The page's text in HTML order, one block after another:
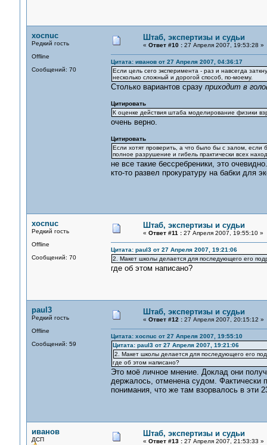
xocnuc
Редкий гость
Offline
Сообщений: 70
Штаб, экспертизы и судьи
« Ответ #10 :27 Апреля 2007, 19:53:28 »
Цитата: иванов от 27 Апреля 2007, 04:36:17
Если цель сего эксперимента - раз и навсегда
несколько сложный и дорогой способ, по-моему.
Столько вариантов сразу приходит в
Цитировать
К оценке действия штаба моделирование физики
очень верно.
Цитировать
Если хотят проверить, а что было бы с залом,
полное разрушение и гибель практически всех
не все такие бессребреники, это очевидно.
кто-то развел прокуратуру на бабки для
xocnuc
Редкий гость
Offline
Сообщений: 70
Штаб, экспертизы и судьи
« Ответ #11 :27 Апреля 2007, 19:55:10 »
Цитата: paul3 от 27 Апреля 2007, 19:21:06
2. Макет школы делается для последующего его
где об этом написано?
paul3
Редкий гость
Offline
Сообщений: 59
Штаб, экспертизы и судьи
« Ответ #12 :27 Апреля 2007, 20:15:12 »
Цитата: xocnuc от 27 Апреля 2007, 19:55:10
Цитата: paul3 от 27 Апреля 2007, 19:21:06
2. Макет школы делается для последующего его
где об этом написано?
Это моё личное мнение. Доклад они
держалось, отменена судом. Фактически
понимания, что же там взорвалось в эти
иванов
ДСП
Штаб, экспертизы и судьи
« Ответ #13 :27 Апреля 2007, 21:53:33 »